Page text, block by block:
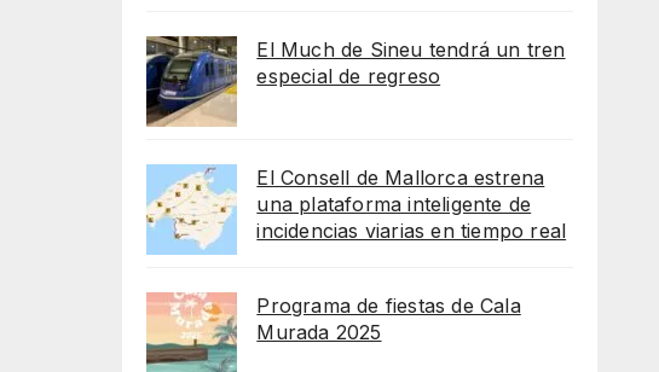
El Much de Sineu tendrá un tren
especial de regreso
El Consell de Mallorca estrena
una plataforma inteligente de
incidencias viarias en tiempo real
Programa de fiestas de Cala
Murada 2025